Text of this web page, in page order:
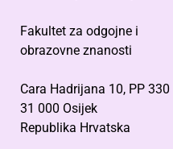
Fakultet za odgojne i
obrazovne znanosti
Cara Hadrijana 10, PP 330
31 000 Osijek
Republika Hrvatska